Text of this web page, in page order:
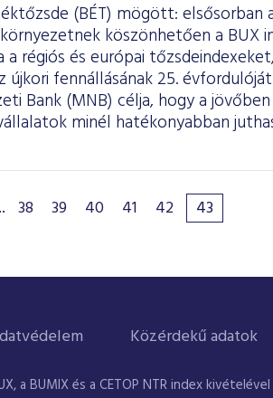
(BÉT) mögött: elsősorban
köszönhetően a BUX
régiós és európai
fennállásának 25.
Bank (MNB) célja, hogy a
minél hatékonyabban
38 39 40 41 42 43
Közérdekű adatok
a BUMIX és a CETOP NTR index